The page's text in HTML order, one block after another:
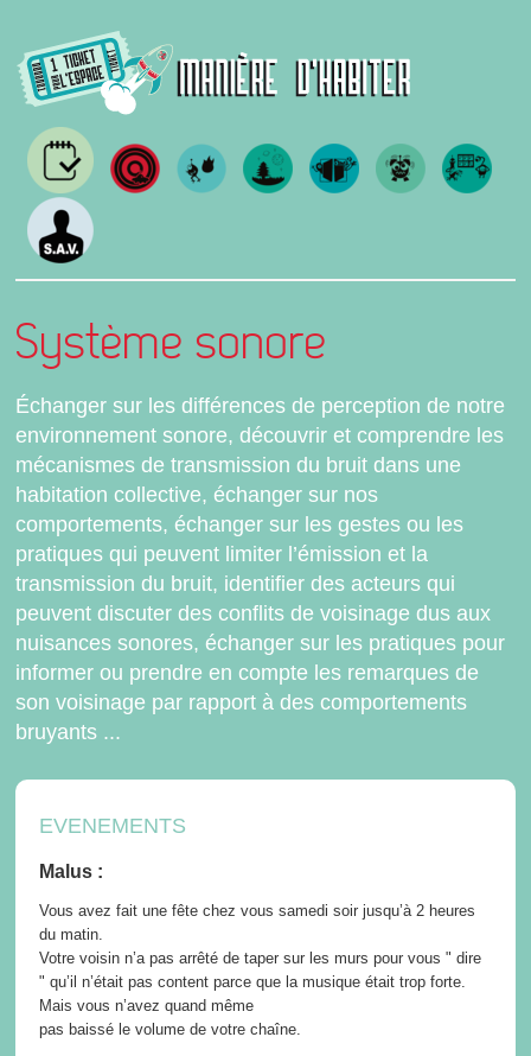
Système sonore
Échanger sur les différences de perception de notre
environnement sonore, découvrir et comprendre les
mécanismes de transmission du bruit dans une
habitation collective, échanger sur nos
comportements, échanger sur les gestes ou les
pratiques qui peuvent limiter l’émission et la
transmission du bruit, identifier des acteurs qui
peuvent discuter des conflits de voisinage dus aux
nuisances sonores, échanger sur les pratiques pour
informer ou prendre en compte les remarques de
son voisinage par rapport à des comportements
bruyants ...
EVENEMENTS
Malus :
Vous avez fait une fête chez vous samedi soir jusqu’à 2 heures
du matin.
Votre voisin n’a pas arrêté de taper sur les murs pour vous " dire
" qu’il n’était pas content parce que la musique était trop forte.
Mais vous n’avez quand même
pas baissé le volume de votre chaîne.